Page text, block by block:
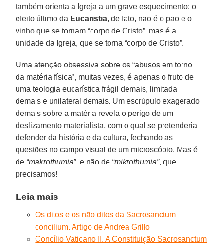
também orienta a Igreja a um grave esquecimento: o
efeito último da Eucaristia, de fato, não é o pão e o
vinho que se tornam “corpo de Cristo”, mas é a
unidade da Igreja, que se torna “corpo de Cristo”.
Uma atenção obsessiva sobre os “abusos em torno
da matéria física”, muitas vezes, é apenas o fruto de
uma teologia eucarística frágil demais, limitada
demais e unilateral demais. Um escrúpulo exagerado
demais sobre a matéria revela o perigo de um
deslizamento materialista, com o qual se pretenderia
defender da história e da cultura, fechando as
questões no campo visual de um microscópio. Mas é
de “makrothumia”, e não de “mikrothumia”, que
precisamos!
Leia mais
Os ditos e os não ditos da Sacrosanctum
concilium. Artigo de Andrea Grillo
Concílio Vaticano II. A Constituição Sacrosanctum